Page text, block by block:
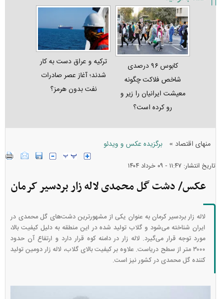
کابوس ۹۶ درصدی
شاخص فلاکت چگونه
معیشت ایرانیان را زیر و
رو کرده است؟
ترکیه و عراق دست به کار
شدند؛ آغاز عصر صادرات
نفت بدون هرمز؟
منهای اقتصاد » برگزیده عکس و ویدئو
تاریخ انتشار: ۱۱:۴۷ - ۰۹ خرداد ۱۴۰۴
عکس/ دشت گل محمدی لاله زار بردسیر کرمان
لاله زار بردسیر کرمان به عنوان یکی از مشهورترین دشت‌های گل محمدی در
ایران شناخته می‌شود و گلاب تولید شده در این منطقه به دلیل کیفیت بالا،
مورد توجه قرار می‌گیرد. لاله زار در دامنه کوه قرار دارد و ارتفاع آن حدود
۳۰۰۰ متر از سطح دریاست. علاوه بر کیفیت بالای گلاب، لاله زار دومین تولید
کننده گل محمدی در کشور نیز است.